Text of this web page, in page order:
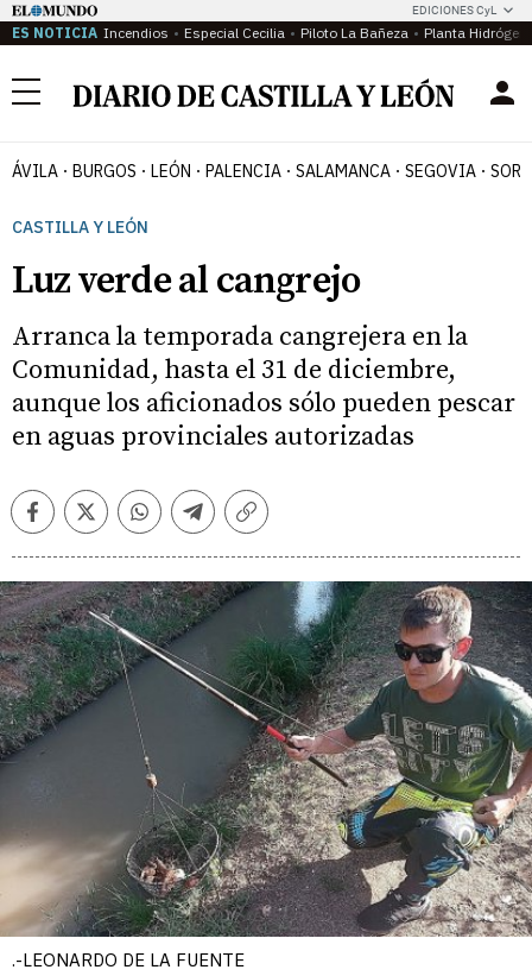
EDICIONES CyL
ES NOTICIA Incendios Especial Cecilia Piloto La Bañeza Planta
Menú
ÁVILA BURGOS LEÓN PALENCIA SALAMANCA SEGOVIA
CASTILLA Y LEÓN
Luz verde al cangrejo
Arranca la temporada cangrejera en la
Comunidad, hasta el 31 de diciembre,
aunque los aficionados sólo pueden pescar
en aguas provinciales autorizadas
FacebookTwitterWhatsappTelegramCopiar
.-LEONARDO DE LA FUENTE